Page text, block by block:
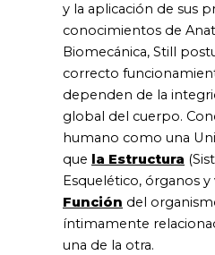
y la aplicación de sus
conocimientos de
Biomecánica, Still
correcto
dependen de la
global del cuerpo.
humano como una
que la Estructura
Esquelético, órganos y
Función del
íntimamente
una de la otra.